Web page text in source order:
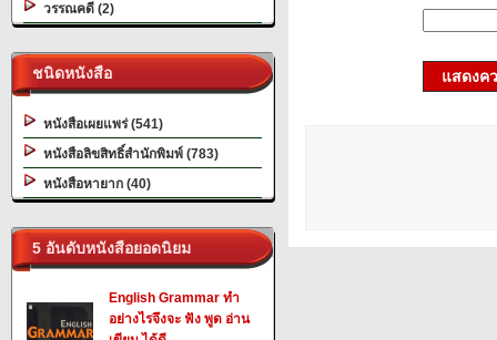
วรรณคดี (2)
ชนิดหนังสือ
หนังสือเผยแพร่ (541)
หนังสือลิขสิทธิ์สำนักพิมพ์ (783)
หนังสือหายาก (40)
5 อันดับหนังสือยอดนิยม
English Grammar ทำ
อย่างไรจึงจะ ฟัง พูด อ่าน
แสดงค